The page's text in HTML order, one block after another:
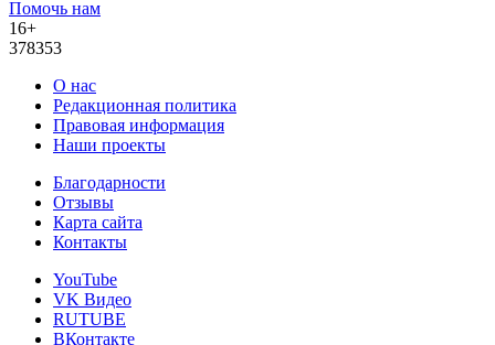
Помочь нам
16+
378353
О нас
Редакционная политика
Правовая информация
Наши проекты
Благодарности
Отзывы
Карта сайта
Контакты
YouTube
VK Видео
RUTUBE
ВКонтакте